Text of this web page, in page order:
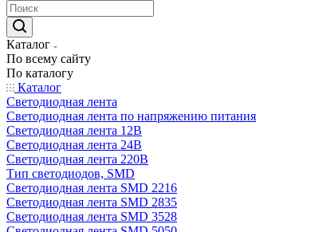
Каталог
По всему сайту
По каталогу
Каталог
Светодиодная лента
Светодиодная лента по напряжению питания
Светодиодная лента 12В
Светодиодная лента 24В
Светодиодная лента 220В
Тип светодиодов, SMD
Cветодиодная лента SMD 2216
Светодиодная лента SMD 2835
Светодиодная лента SMD 3528